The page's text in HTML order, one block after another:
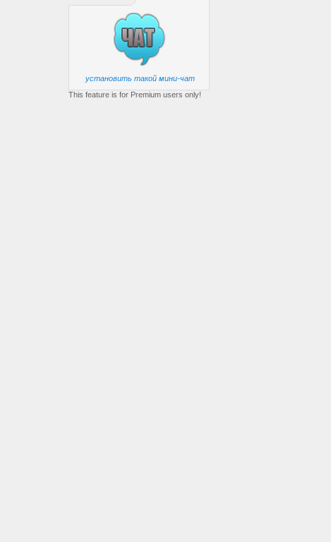
установить такой мини-чат
This feature is for Premium users only!